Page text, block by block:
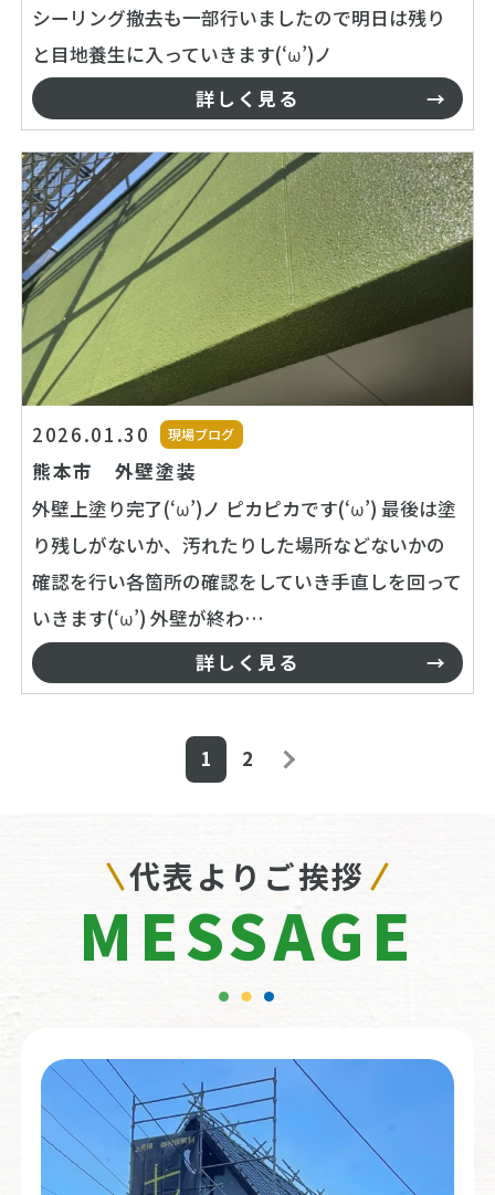
シーリング撤去も一部行いましたので明日は残り
と目地養生に入っていきます(‘ω’)ノ
詳しく見る
2026.01.30 現場ブログ
熊本市 外壁塗装
外壁上塗り完了(‘ω’)ノ ピカピカです(‘ω’) 最後は塗
り残しがないか、汚れたりした場所などないかの
確認を行い各箇所の確認をしていき手直しを回って
いきます(‘ω’) 外壁が終わ…
詳しく見る
1 2
代表よりご挨拶
MESSAGE